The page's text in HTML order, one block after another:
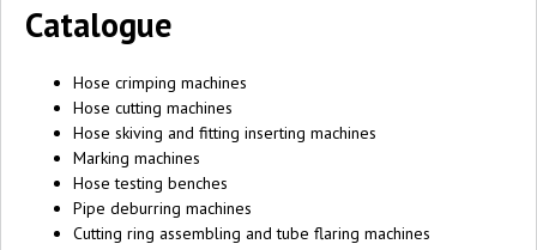
Catalogue
Hose crimping machines
Hose cutting machines
Hose skiving and fitting inserting machines
Marking machines
Hose testing benches
Pipe deburring machines
Cutting ring assembling and tube flaring machines